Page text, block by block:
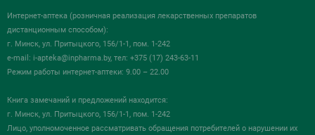
Интернет-аптека (розничная реализация лекарственных препаратов
дистанционным способом):
г. Минск, ул. Притыцкого, 156/1-1, пом. 1-242
e-mail: i-apteka@inpharma.by, тел: +375 (17) 243-63-11
Режим работы интернет-аптеки: 9.00 – 22.00
Книга замечаний и предложений находится:
г. Минск, ул. Притыцкого, 156/1-1, пом. 1-242
Лицо, уполномоченное рассматривать обращения потребителей о нарушении их